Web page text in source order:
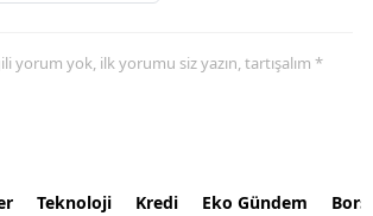
yorum yok, ilk yorumu siz yazın, tartışalım *
Teknoloji Kredi Eko Gündem